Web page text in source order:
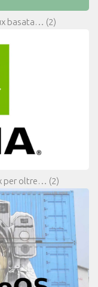
basata… (2)
per oltre… (2)